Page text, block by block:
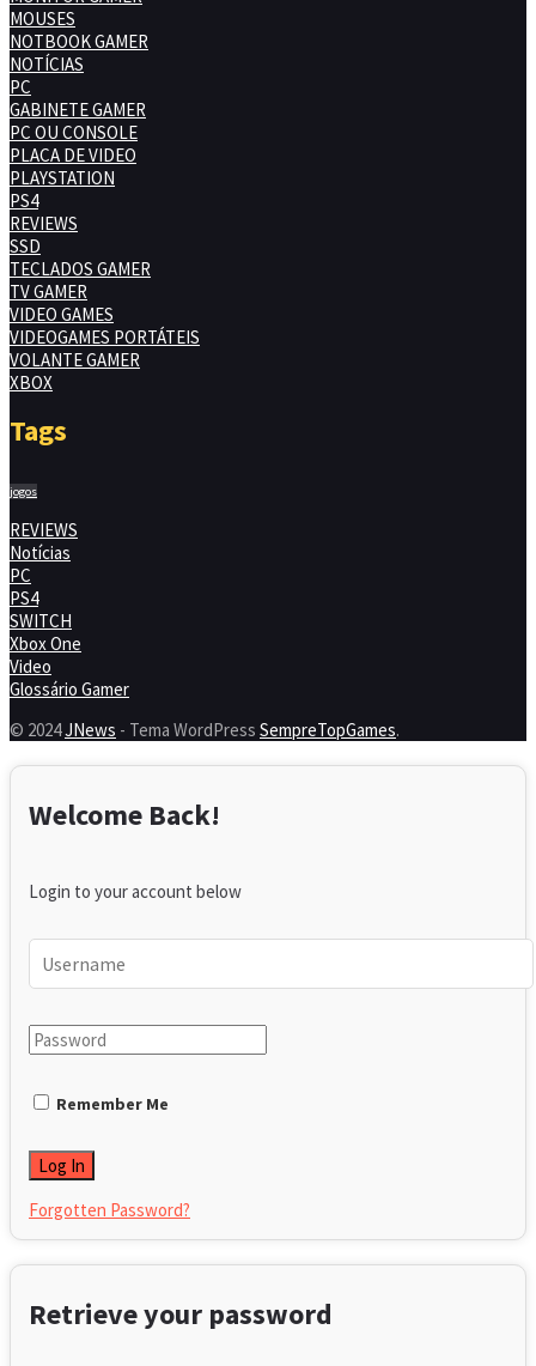
MOUSES
NOTBOOK GAMER
NOTÍCIAS
PC
GABINETE GAMER
PC OU CONSOLE
PLACA DE VIDEO
PLAYSTATION
PS4
REVIEWS
SSD
TECLADOS GAMER
TV GAMER
VIDEO GAMES
VIDEOGAMES PORTÁTEIS
VOLANTE GAMER
XBOX
Tags
jogos
REVIEWS
Notícias
PC
PS4
SWITCH
Xbox One
Video
Glossário Gamer
© 2024JNews - Tema WordPress SempreTopGames.
Welcome Back!
Login to your account below
Remember Me
Forgotten Password?
Retrieve your password